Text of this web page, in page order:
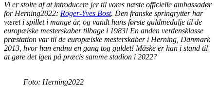
Vi er stolte af at introducere jer til vores næste officielle ambassadør
for Herning2022: Roger-Yves Bost. Den franske springrytter har
været i spillet i mange år, og vandt hans første guldmedalje til de
europæiske mesterskaber tilbage i 1983! En anden verdensklasse
præstation var til de europæiske mesterskaber i Herning, Danmark
2013, hvor han endnu en gang tog guldet! Måske er han i stand til
at gøre det igen på præcis samme stadion i 2022?
Foto: Herning2022